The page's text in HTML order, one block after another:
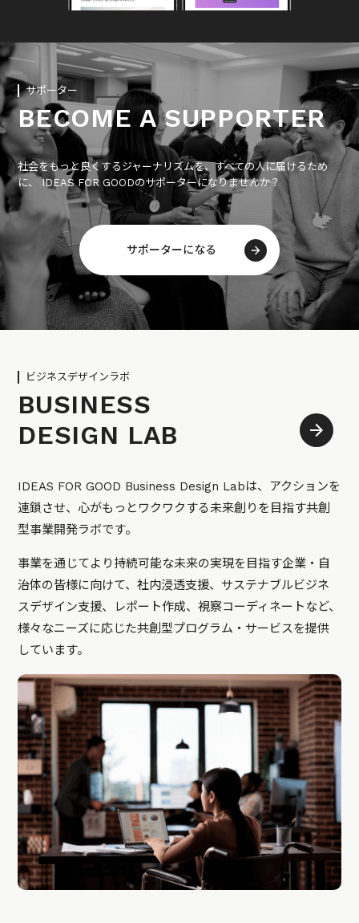
サポーター
BECOME A SUPPORTER
社会をもっと良くするジャーナリズムを、すべての人に届けるため
に、 IDEAS FOR GOODのサポーターになりませんか？
サポーターになる
ビジネスデザインラボ
BUSINESS
DESIGN LAB
IDEAS FOR GOOD Business Design Labは、アクションを
連鎖させ、心がもっとワクワクする未来創りを目指す共創
型事業開発ラボです。
事業を通じてより持続可能な未来の実現を目指す企業・自
治体の皆様に向けて、社内浸透支援、サステナブルビジネ
スデザイン支援、レポート作成、視察コーディネートなど、
様々なニーズに応じた共創型プログラム・サービスを提供
しています。